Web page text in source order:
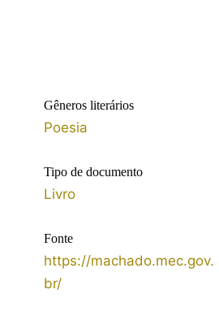
Gêneros literários
Poesia
Tipo de documento
Livro
Fonte
https://machado.mec.gov.
br/